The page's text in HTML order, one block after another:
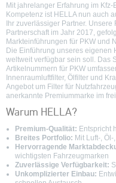
Mit jahrelanger Erfahrung im
Kompetenz ist HELLA nun auch
Ihr zuverlässiger Partner.
Partnerschaft im Jahr 2017,
Markteinführungen für PKW und
Die Einführung unseres eigenen
weltweit verfügbar sein soll. Das
Artikelnummern für PKW
Innenraumluftfilter, Ölfilter und
Angebot um Filter für
anerkannte Premiummarke im
Warum HELLA?
Premium-Qualität: Entspricht
Breites Portfolio: Mit Luft-,
Hervorragende
wichtigsten Fahrzeugmarken
Zuverlässige Verfügbarkeit:
Unkomplizierter Einbau: